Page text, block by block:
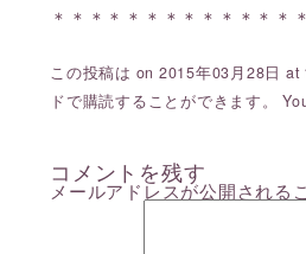
＊＊＊＊＊＊＊＊＊＊＊＊＊
この投稿は on 2015年03月28日 at
ドで購読することができます。
コメントを残す
メールアドレスが公開される